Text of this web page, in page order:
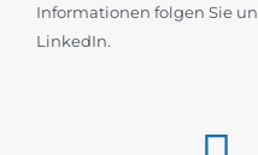
Informationen folgen Sie
LinkedIn.